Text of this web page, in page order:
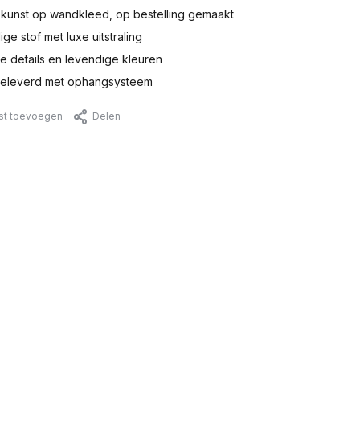
op wandkleed, op bestelling gemaakt
stof met luxe uitstraling
details en levendige kleuren
met ophangsysteem
toevoegen Delen